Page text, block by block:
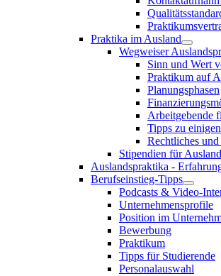
Praktika im Ausland
Wegweiser
Sinn und Wert
Praktikum auf
Planungsphasen
Arbeitgebende
Tipps zu
Rechtliches
Stipendien für
Auslandspraktika -
Berufseinstieg-Tipps
Podcasts & Video-
Unternehmensprofile
Position im
Bewerbung
Praktikum
Tipps für Studierende
Personalauswahl